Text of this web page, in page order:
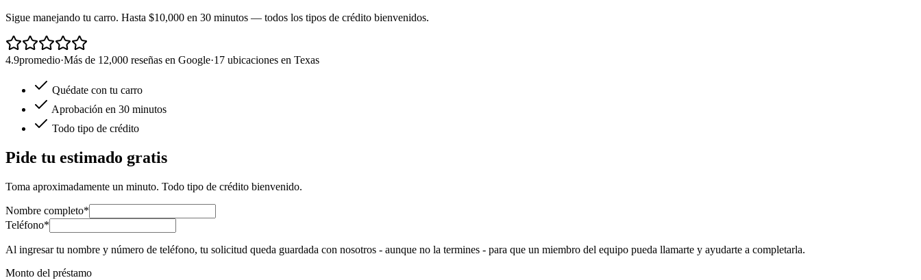
Sigue manejando tu carro. Hasta $10,000 en 30 minutos — todos los tipos de crédito bienvenidos.
4.9promedio·Más de 12,000 reseñas en Google·17 ubicaciones en Texas
Quédate con tu carro
Aprobación en 30 minutos
Todo tipo de crédito
Pide tu estimado gratis
Toma aproximadamente un minuto. Todo tipo de crédito bienvenido.
Nombre completo*
Teléfono*
Al ingresar tu nombre y número de teléfono, tu solicitud queda guardada con nosotros - aunque no la termines - para que un miembro del equipo pueda llamarte y ayudarte a completarla.
Monto del préstamo